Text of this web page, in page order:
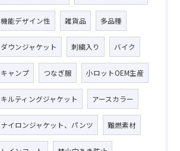
機能デザイン性 雑貨品 多品種
ダウンジャケット 刺繍入り バイク
キャンプ つなぎ服 小ロットOEM生産
キルティングジャケット アースカラー
ナイロンジャケット、パンツ 難燃素材